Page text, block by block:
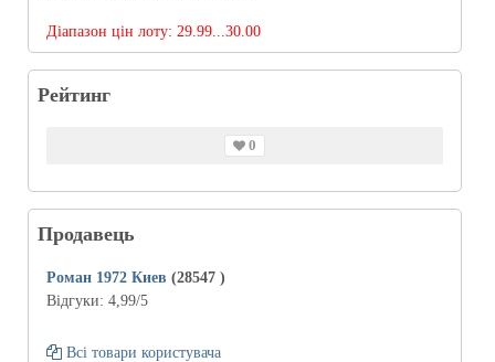
Діапазон цін лоту: 29.99...30.00
Рейтинг
0
Продавець
Роман 1972 Киев (28547 )
Відгуки: 4,99/5
Всі товари користувача